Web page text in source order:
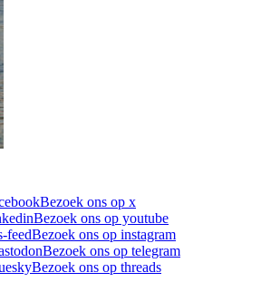
Bezoek ons op x
Bezoek ons op youtube
feedBezoek ons op instagram
Bezoek ons op telegram
Bezoek ons op threads